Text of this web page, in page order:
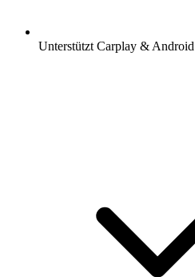
Unterstützt Carplay &